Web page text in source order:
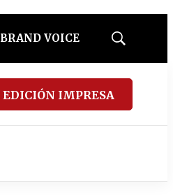
BRAND VOICE
Mostrar
EDICIÓN IMPRESA